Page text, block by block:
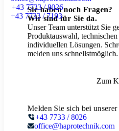
+43 7733 / 8026
+43 7733 / 7193
Sie haben noch Fragen?
Wir sind für Sie da.
Unser Team unterstützt Sie
Produktauswahl,
individuellen Lösungen.
melden uns schnellstmöglich.
Zum
Melden Sie sich bei
+43 7733 / 8026
office@haprotechnik.com